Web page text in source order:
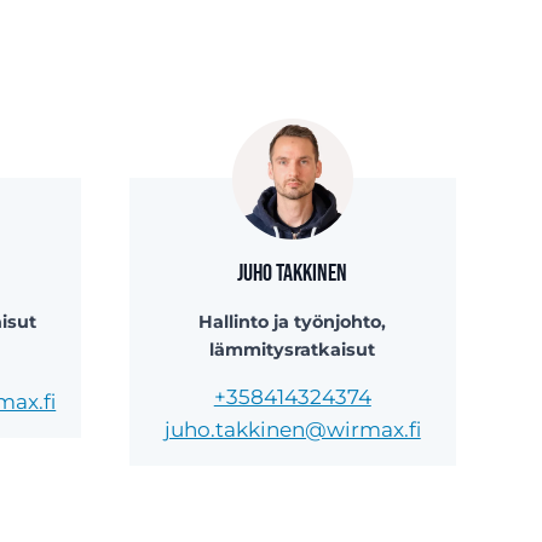
Juho Takkinen
Hallinto ja työnjohto,
lämmitysratkaisut
+358414324374
juho.takkinen@wirmax.fi